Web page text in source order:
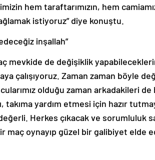
hem taraftarımızın, hem
istiyoruz” diye konuştu.
inşallah”
mevkide de değişiklik
çalışıyoruz. Zaman zaman böyle
olduğu zaman arkadakileri de
yardım etmesi için hazır
Herkes çıkacak ve sorumluluk
oynayıp güzel bir galibiyet elde